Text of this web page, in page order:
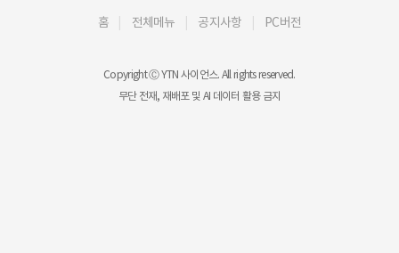
홈 전체메뉴 공지사항 PC버전
Copyright Ⓒ YTN 사이언스. All rights reserved.
무단 전재, 재배포 및 AI 데이터 활용 금지